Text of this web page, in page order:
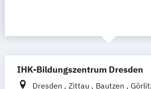
IHK-Bildungszentrum Dresden
Dresden Zittau Bautzen